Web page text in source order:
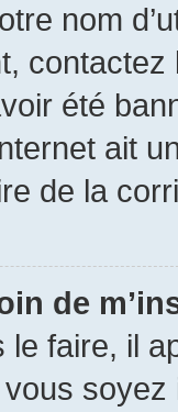
nom
été
ait
de la
de
faire, il
vous